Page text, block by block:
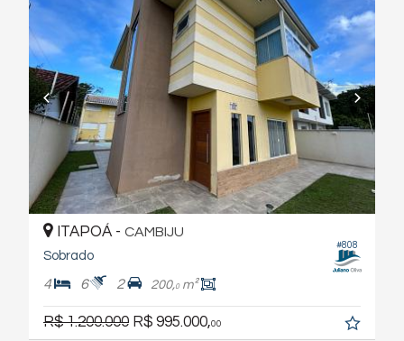
#808
ITAPOÁ - CAMBIJU
Sobrado
4 6 2 200,0m²
R$ 1.200.000 R$ 995.000,00